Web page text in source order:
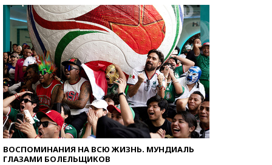
ВОСПОМИНАНИЯ НА ВСЮ ЖИЗНЬ. МУНДИАЛЬ
ГЛАЗАМИ БОЛЕЛЬЩИКОВ